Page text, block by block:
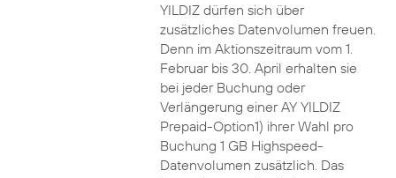
YILDIZ dürfen sich über
zusätzliches Datenvolumen freuen.
Denn im Aktionszeitraum vom 1.
Februar bis 30. April erhalten sie
bei jeder Buchung oder
Verlängerung einer AY YILDIZ
Prepaid-Option1) ihrer Wahl pro
Buchung 1 GB Highspeed-
Datenvolumen zusätzlich. Das